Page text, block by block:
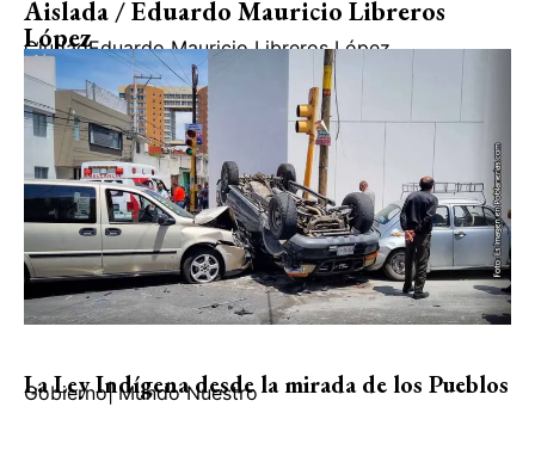
Aislada / Eduardo Mauricio Libreros
López
CiudadEduardo Mauricio Libreros López
La Ley Indígena desde la mirada de los Pueblos
Gobierno| Mundo Nuestro